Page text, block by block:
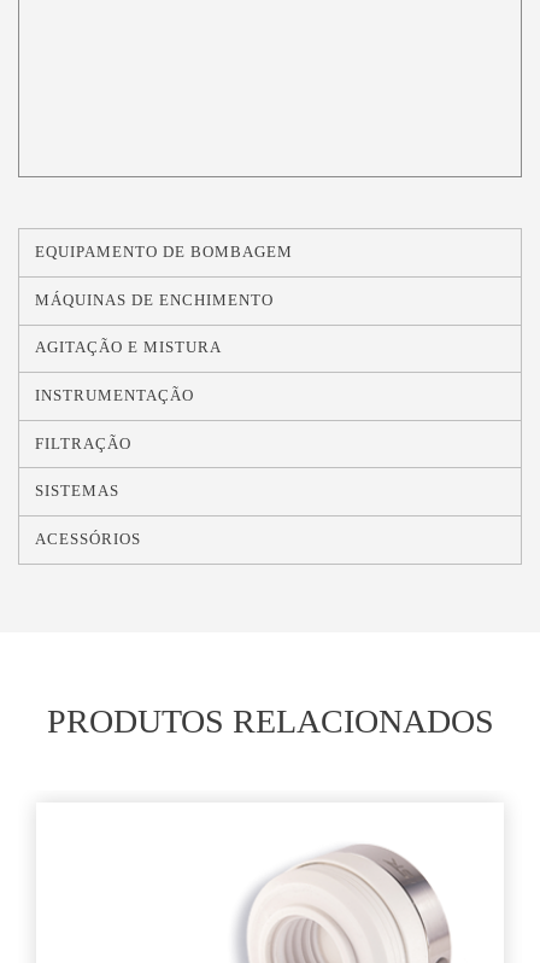
EQUIPAMENTO DE BOMBAGEM
MÁQUINAS DE ENCHIMENTO
AGITAÇÃO E MISTURA
INSTRUMENTAÇÃO
FILTRAÇÃO
SISTEMAS
ACESSÓRIOS
PRODUTOS RELACIONADOS